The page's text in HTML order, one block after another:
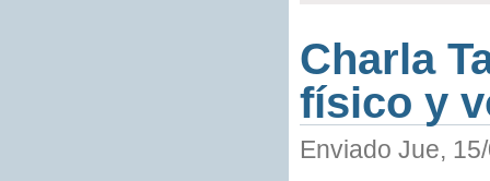
Charla
físico y
Enviado Jue,